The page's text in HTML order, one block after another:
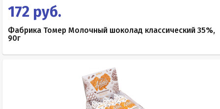
172 руб.
Фабрика Томер Молочный шоколад классический 35%,
90г